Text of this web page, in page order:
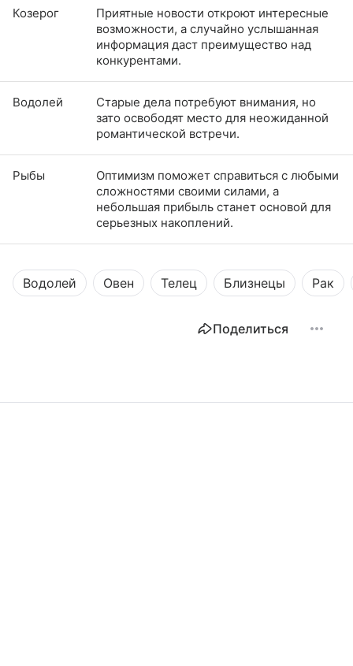
Козерог
Приятные новости откроют интересные
возможности, а случайно услышанная
информация даст преимущество над
конкурентами.
Водолей
Старые дела потребуют внимания, но
зато освободят место для неожиданной
романтической встречи.
Рыбы
Оптимизм поможет справиться с любыми
сложностями своими силами, а
небольшая прибыль станет основой для
серьезных накоплений.
Водолей Овен Телец Близнецы Рак
Поделиться